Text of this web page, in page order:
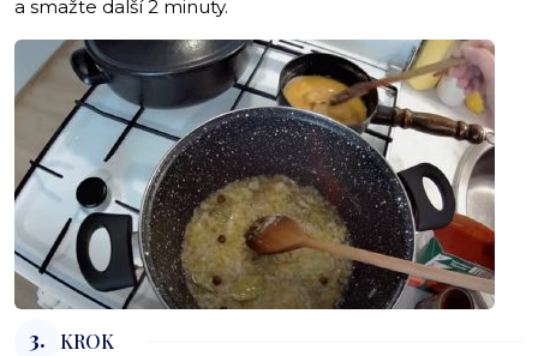
a smažte další 2 minuty.
3. KROK